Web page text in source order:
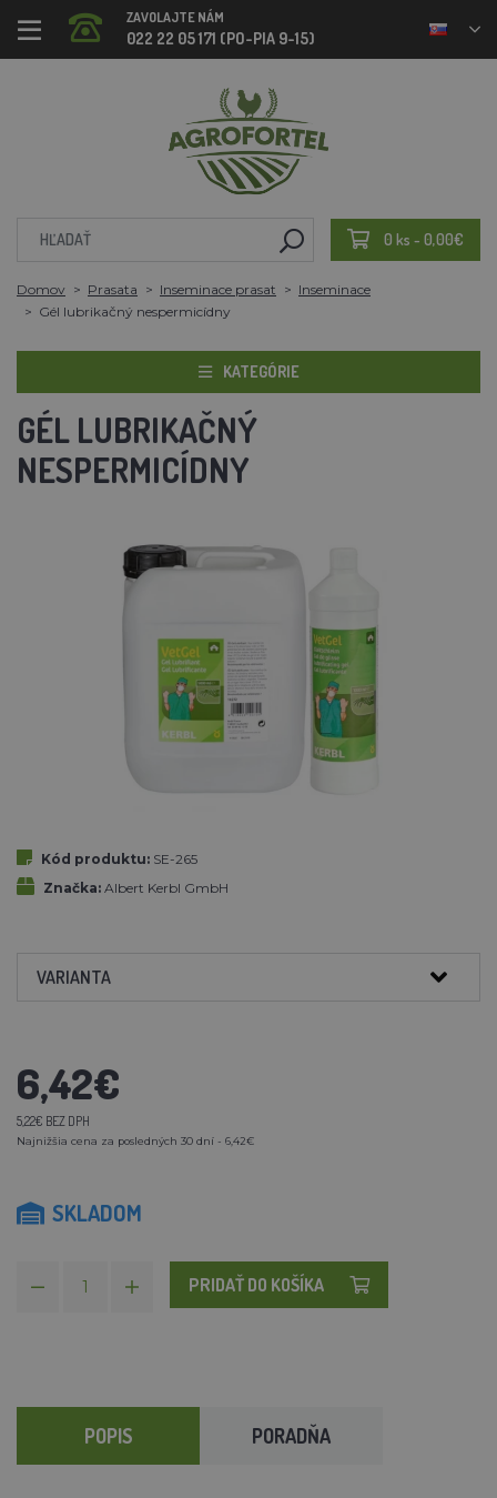
ZAVOLAJTE NÁM
022 22 05 171 (PO-PIA 9-15)
0 ks - 0,00€
Domov Prasata Inseminace prasat
Inseminace
Gél lubrikačný nespermicídny
KATEGÓRIE
GÉL LUBRIKAČNÝ
NESPERMICÍDNY
Kód produktu: SE-265
Značka: Albert Kerbl GmbH
VARIANTA
6,42€
5,22€ BEZ DPH
Najnižšia cena za posledných 30 dní - 6,42€
SKLADOM
PRIDAŤ DO KOŠÍKA
POPIS PORADŇA